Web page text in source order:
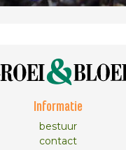
Informatie
bestuur
contact